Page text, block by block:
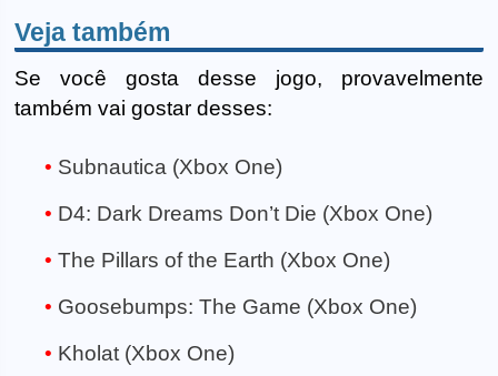
Veja também
Se você gosta desse jogo, provavelmente
também vai gostar desses:
Subnautica (Xbox One)
D4: Dark Dreams Don’t Die (Xbox One)
The Pillars of the Earth (Xbox One)
Goosebumps: The Game (Xbox One)
Kholat (Xbox One)